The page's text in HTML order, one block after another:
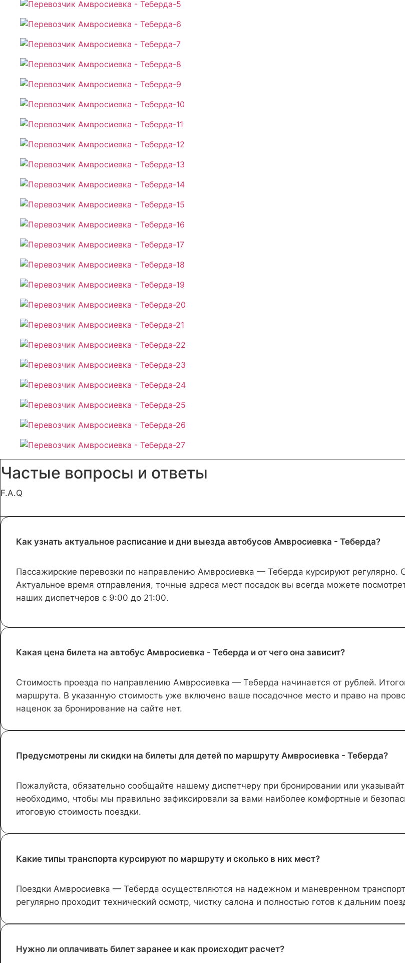
Частые вопросы и ответы
F.A.Q
Как узнать актуальное расписание и дни выезда автобусов Амвросиевка - Теберда?
Пассажирские перевозки по направлению Амвросиевка — Теберда курсируют
Актуальное время отправления, точные адреса мест посадок вы всегда можете
наших диспетчеров с 9:00 до 21:00.
Какая цена билета на автобус Амвросиевка - Теберда и от чего она зависит?
Стоимость проезда по направлению Амвросиевка — Теберда начинается от рублей.
маршрута. В указанную стоимость уже включено ваше посадочное место и право на
наценок за бронирование на сайте нет.
Предусмотрены ли скидки на билеты для детей по маршруту Амвросиевка - Теберда?
Пожалуйста, обязательно сообщайте нашему диспетчеру при бронировании или
необходимо, чтобы мы правильно зафиксировали за вами наиболее комфортные и
итоговую стоимость поездки.
Какие типы транспорта курсируют по маршруту и сколько в них мест?
Поездки Амвросиевка — Теберда осуществляются на надежном и маневренном
регулярно проходит технический осмотр, чистку салона и полностью готов к дальним
Нужно ли оплачивать билет заранее и как происходит расчет?